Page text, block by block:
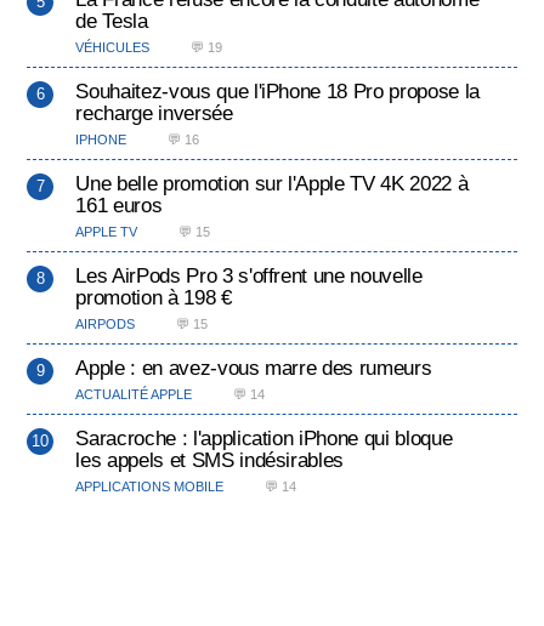
de Tesla
VÉHICULES 💬 19
Souhaitez-vous que l'iPhone 18 Pro propose la
recharge inversée
IPHONE 💬 16
Une belle promotion sur l'Apple TV 4K 2022 à
161 euros
APPLE TV 💬 15
Les AirPods Pro 3 s'offrent une nouvelle
promotion à 198 €
AIRPODS 💬 15
Apple : en avez-vous marre des rumeurs
ACTUALITÉ APPLE 💬 14
Saracroche : l'application iPhone qui bloque
les appels et SMS indésirables
APPLICATIONS MOBILE 💬 14